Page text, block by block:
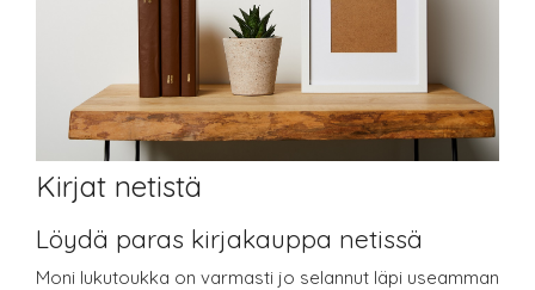
Kirjat netistä
Löydä paras kirjakauppa netissä
Moni lukutoukka on varmasti jo selannut läpi useamman